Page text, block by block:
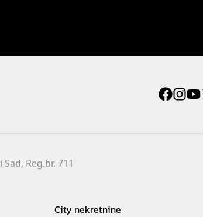
Reg.br. 711
City nekretnine